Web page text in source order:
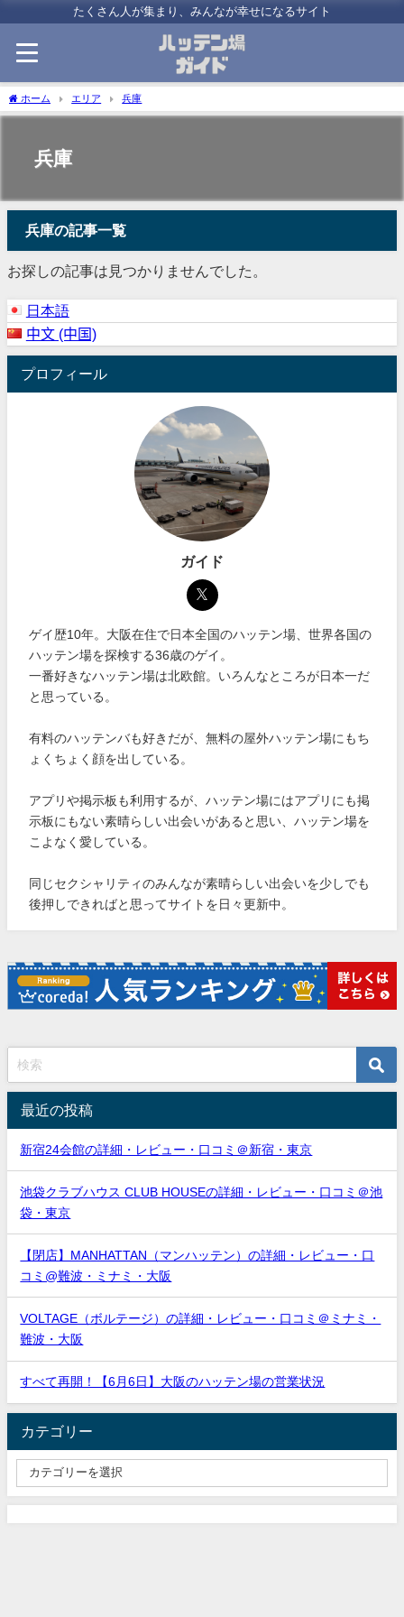
たくさん人が集まり、みんなが幸せになるサイト
ホーム エリア 兵庫
兵庫
兵庫の記事一覧
お探しの記事は見つかりませんでした。
日本語
中文 (中国)
プロフィール
ガイド
ゲイ歴10年。大阪在住で日本全国のハッテン場、世界各国の
ハッテン場を探検する36歳のゲイ。
一番好きなハッテン場は北欧館。いろんなところが日本一だ
と思っている。
有料のハッテンバも好きだが、無料の屋外ハッテン場にもち
ょくちょく顔を出している。
アプリや掲示板も利用するが、ハッテン場にはアプリにも掲
示板にもない素晴らしい出会いがあると思い、ハッテン場を
こよなく愛している。
同じセクシャリティのみんなが素晴らしい出会いを少しでも
後押しできればと思ってサイトを日々更新中。
最近の投稿
新宿24会館の詳細・レビュー・口コミ＠新宿・東京
池袋クラブハウス CLUB HOUSEの詳細・レビュー・口コミ＠池
袋・東京
【閉店】MANHATTAN（マンハッテン）の詳細・レビュー・口
コミ@難波・ミナミ・大阪
VOLTAGE（ボルテージ）の詳細・レビュー・口コミ＠ミナミ・
難波・大阪
すべて再開！【6月6日】大阪のハッテン場の営業状況
カテゴリー